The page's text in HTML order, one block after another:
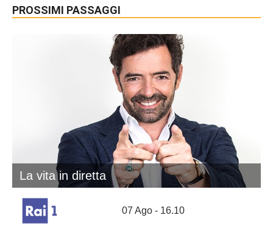
PROSSIMI PASSAGGI
La vita in diretta
07 Ago - 16.10